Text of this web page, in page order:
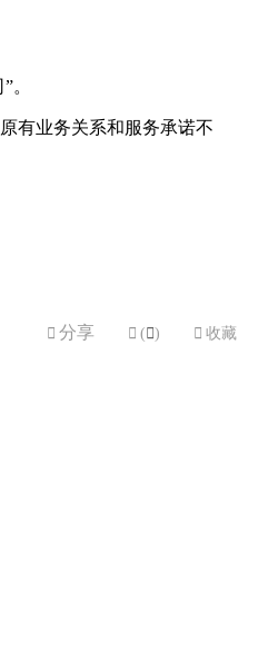
。
有业务关系和服务承诺不
 分享  ( )  收藏